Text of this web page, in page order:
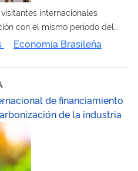
internacionales
con el mismo período del
Economía Brasileña
de financiamiento
de la industria